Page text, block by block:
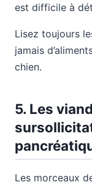
est difficile à
Lisez toujours
jamais
chien.
5. Les
Les morceaux